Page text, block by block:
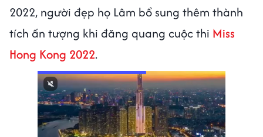
2022, người đẹp họ Lâm bổ sung thêm thành
tích ấn tượng khi đăng quang cuộc thi Miss
Hong Kong 2022.